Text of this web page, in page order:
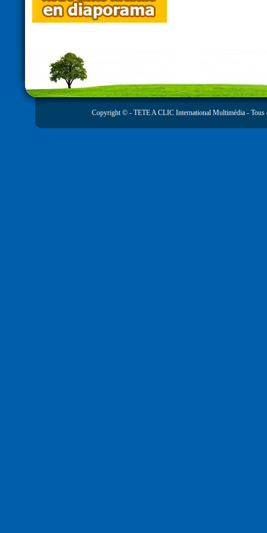
Copyright © - TETE A CLIC International Multimédia - Tous